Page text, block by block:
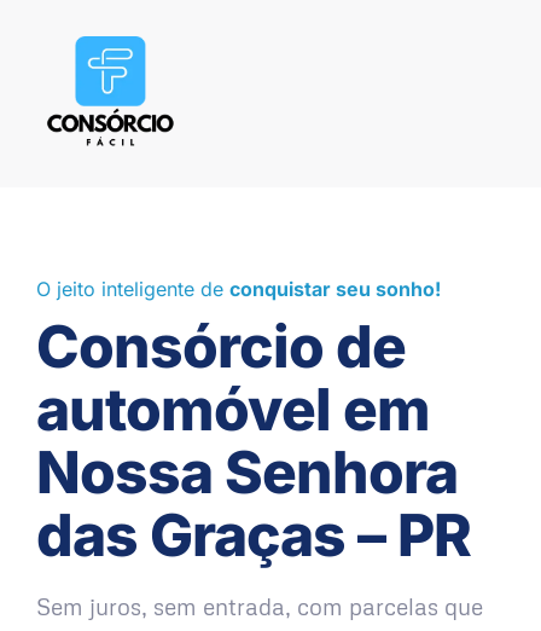
O jeito inteligente de conquistar seu sonho!
Consórcio de
automóvel em
Nossa Senhora
das Graças – PR
Sem juros, sem entrada, com parcelas que